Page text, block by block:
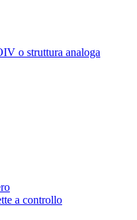
o struttura analoga
a controllo